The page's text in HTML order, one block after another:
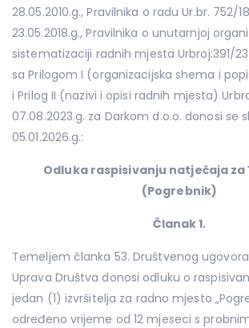
28.05.2010.g., Pravilnika o radu Ur.br. 752/
23.05.2018.g., Pravilnika o unutarnjoj
sistematizaciji radnih mjesta Urbroj:391/
sa Prilogom I (organizacijska shema i
i Prilog II (nazivi i opisi radnih mjesta)
07.08.2023.g. za Darkom d.o.o. donosi se
05.01.2026.g.:
Odluka raspisivanju natječaja za
(Pogrebnik)
Članak 1.
Temeljem članka 53. Društvenog
Uprava Društva donosi odluku o
jedan (1) izvršitelja za radno mjesto
određeno vrijeme od 12 mjeseci s